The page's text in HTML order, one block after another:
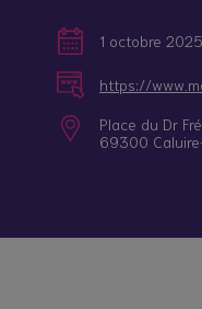
Nos
1 octobre 2025
https://
Place du Dr
69300